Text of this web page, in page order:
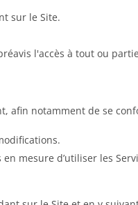
sur le Site.
l'accès à tout ou
afin notamment de se
mesure d’utiliser les